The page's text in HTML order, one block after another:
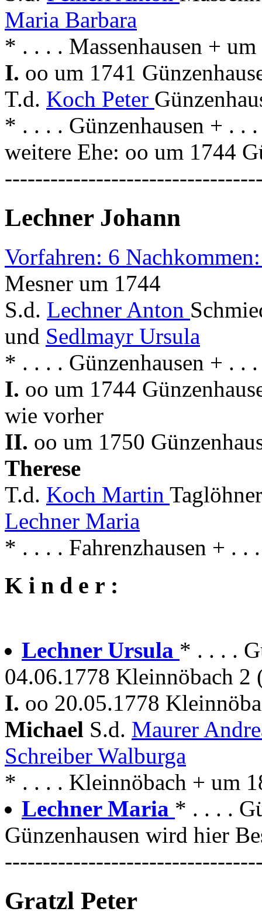
Maria Barbara
* . . . . Massenhausen +
I. oo um 1741
T.d. Koch Peter
* . . . . Günzenhausen + . .
weitere Ehe: oo um 1744
Lechner Johann
Vorfahren: 6
Mesner um 1744
S.d. Lechner Anton
und Sedlmayr Ursula
* . . . . Günzenhausen + . .
I. oo um 1744
wie vorher
II. oo um 1750
Therese
T.d. Koch Martin
Lechner Maria
* . . . . Fahrenzhausen + . .
K i n d e r :
Lechner Ursula * . . . .
04.06.1778 Kleinnöbach 2
I. oo 20.05.1778
Michael S.d. Maurer
Schreiber Walburga
* . . . . Kleinnöbach + um
Lechner Maria * . . . .
Günzenhausen wird hier
Gratzl Peter